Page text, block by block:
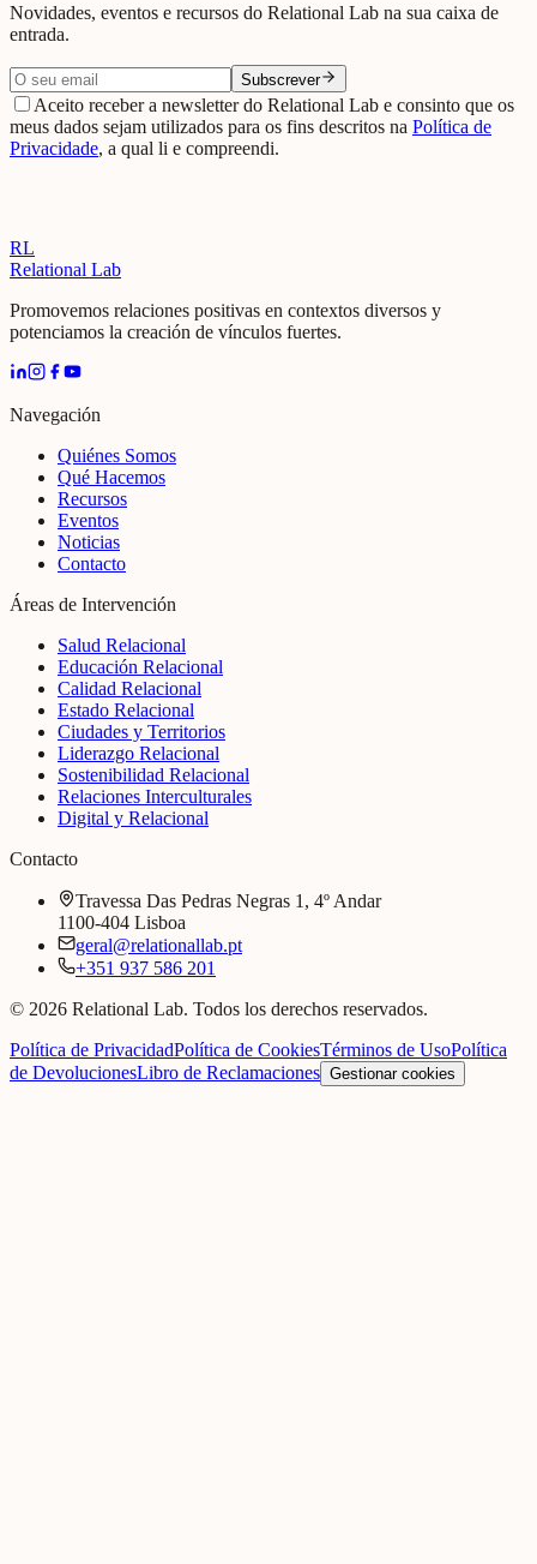
Novidades, eventos e recursos do Relational Lab na sua caixa de
entrada.
Subscrever
Aceito receber a newsletter do Relational Lab e consinto que os
meus dados sejam utilizados para os fins descritos na Política de
Privacidade, a qual li e compreendi.
RL
Relational Lab
Promovemos relaciones positivas en contextos diversos y
potenciamos la creación de vínculos fuertes.
Navegación
Quiénes Somos
Qué Hacemos
Recursos
Eventos
Noticias
Contacto
Áreas de Intervención
Salud Relacional
Educación Relacional
Calidad Relacional
Estado Relacional
Ciudades y Territorios
Liderazgo Relacional
Sostenibilidad Relacional
Relaciones Interculturales
Digital y Relacional
Contacto
Travessa Das Pedras Negras 1, 4º Andar
1100-404 Lisboa
geral@relationallab.pt
+351 937 586 201
© 2026 Relational Lab. Todos los derechos reservados.
Política de PrivacidadPolítica de CookiesTérminos de UsoPolítica
de DevolucionesLibro de Reclamaciones Gestionar cookies